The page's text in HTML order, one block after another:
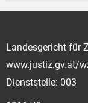
Landesgericht für
www.justiz.gv.at/
Dienststelle: 003